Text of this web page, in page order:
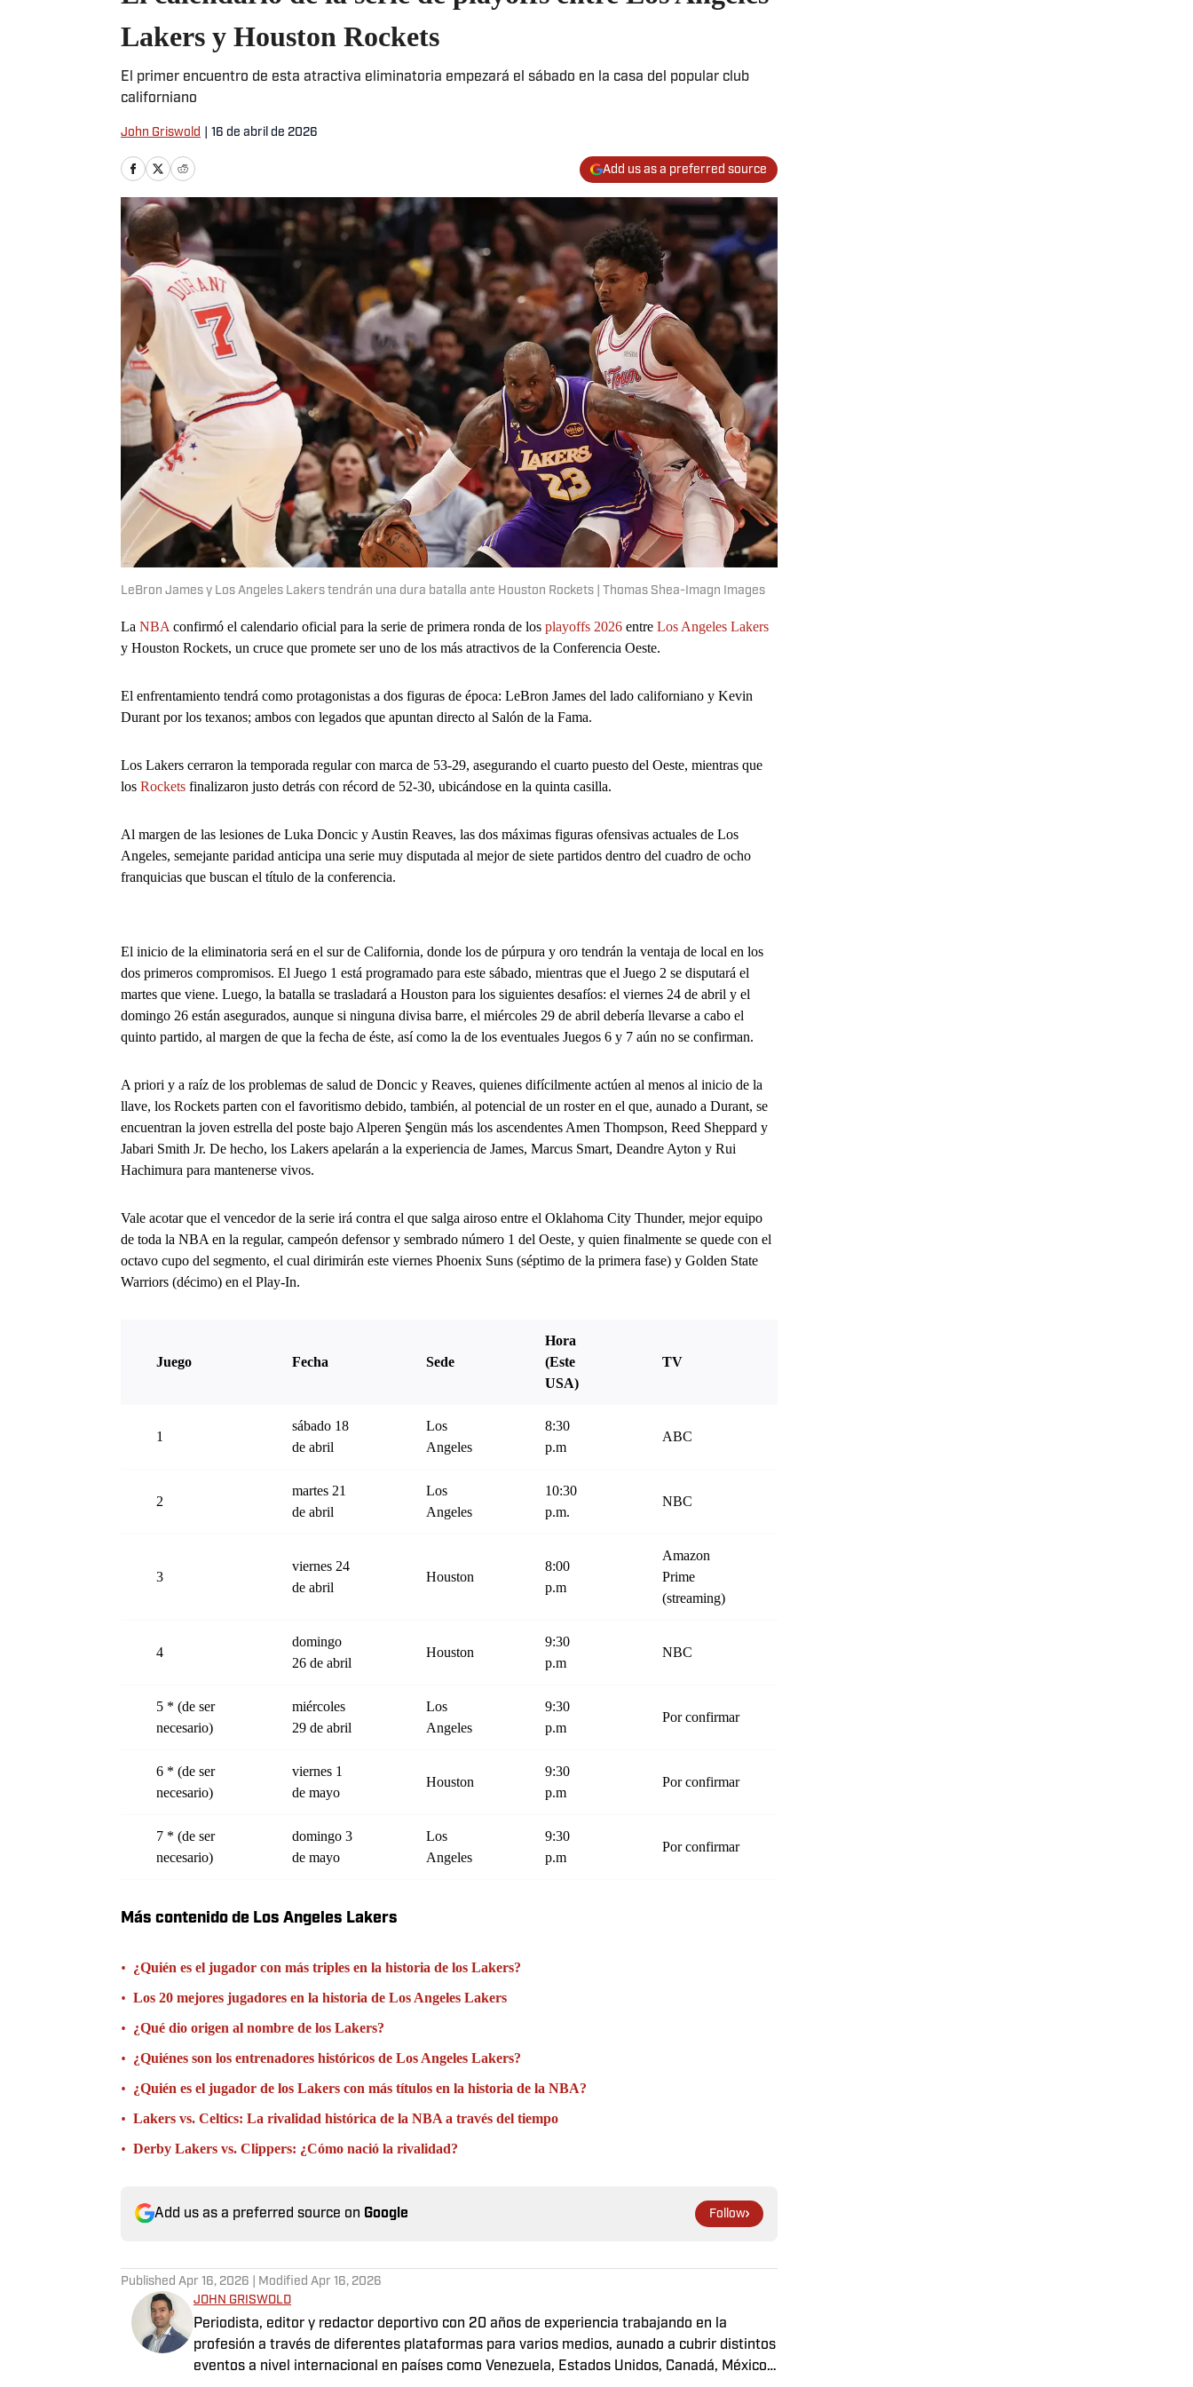
Lakers y Houston Rockets
El primer encuentro de esta atractiva eliminatoria empezará el sábado en la casa del popular club
californiano
John Griswold 16 de abril de 2026
Add us as a preferred source
LeBron James y Los Angeles Lakers tendrán una dura batalla ante Houston Rockets | Thomas Shea-Imagn Images
La NBA confirmó el calendario oficial para la serie de primera ronda de los playoffs 2026 entre Los Angeles Lakers
y Houston Rockets, un cruce que promete ser uno de los más atractivos de la Conferencia Oeste.
El enfrentamiento tendrá como protagonistas a dos figuras de época: LeBron James del lado californiano y Kevin
Durant por los texanos; ambos con legados que apuntan directo al Salón de la Fama.
Los Lakers cerraron la temporada regular con marca de 53-29, asegurando el cuarto puesto del Oeste, mientras que
los Rockets finalizaron justo detrás con récord de 52-30, ubicándose en la quinta casilla.
Al margen de las lesiones de Luka Doncic y Austin Reaves, las dos máximas figuras ofensivas actuales de Los
Angeles, semejante paridad anticipa una serie muy disputada al mejor de siete partidos dentro del cuadro de ocho
franquicias que buscan el título de la conferencia.
El inicio de la eliminatoria será en el sur de California, donde los de púrpura y oro tendrán la ventaja de local en los
dos primeros compromisos. El Juego 1 está programado para este sábado, mientras que el Juego 2 se disputará el
martes que viene. Luego, la batalla se trasladará a Houston para los siguientes desafíos: el viernes 24 de abril y el
domingo 26 están asegurados, aunque si ninguna divisa barre, el miércoles 29 de abril debería llevarse a cabo el
quinto partido, al margen de que la fecha de éste, así como la de los eventuales Juegos 6 y 7 aún no se confirman.
A priori y a raíz de los problemas de salud de Doncic y Reaves, quienes difícilmente actúen al menos al inicio de la
llave, los Rockets parten con el favoritismo debido, también, al potencial de un roster en el que, aunado a Durant, se
encuentran la joven estrella del poste bajo Alperen Şengün más los ascendentes Amen Thompson, Reed Sheppard y
Jabari Smith Jr. De hecho, los Lakers apelarán a la experiencia de James, Marcus Smart, Deandre Ayton y Rui
Hachimura para mantenerse vivos.
Vale acotar que el vencedor de la serie irá contra el que salga airoso entre el Oklahoma City Thunder, mejor equipo
de toda la NBA en la regular, campeón defensor y sembrado número 1 del Oeste, y quien finalmente se quede con el
octavo cupo del segmento, el cual dirimirán este viernes Phoenix Suns (séptimo de la primera fase) y Golden State
Warriors (décimo) en el Play-In.
Juego Fecha Sede
Hora
(Este
USA)
TV
1
sábado 18
de abril
Los
Angeles
8:30
p.m
ABC
2
martes 21
de abril
Los
Angeles
10:30
p.m.
NBC
3
viernes 24
de abril
Houston
8:00
p.m
Amazon
Prime
(streaming)
4
domingo
26 de abril
Houston
9:30
p.m
NBC
5 * (de ser
necesario)
miércoles
29 de abril
Los
Angeles
9:30
p.m
Por confirmar
6 * (de ser
necesario)
viernes 1
de mayo
Houston
9:30
p.m
Por confirmar
7 * (de ser
necesario)
domingo 3
de mayo
Los
Angeles
9:30
p.m
Por confirmar
Más contenido de Los Angeles Lakers
• ¿Quién es el jugador con más triples en la historia de los Lakers?
• Los 20 mejores jugadores en la historia de Los Angeles Lakers
• ¿Qué dio origen al nombre de los Lakers?
• ¿Quiénes son los entrenadores históricos de Los Angeles Lakers?
• ¿Quién es el jugador de los Lakers con más títulos en la historia de la NBA?
• Lakers vs. Celtics: La rivalidad histórica de la NBA a través del tiempo
• Derby Lakers vs. Clippers: ¿Cómo nació la rivalidad?
Add us as a preferred source on Google Follow
Published Apr 16, 2026 | Modified Apr 16, 2026
JOHN GRISWOLD
Periodista, editor y redactor deportivo con 20 años de experiencia trabajando en la
profesión a través de diferentes plataformas para varios medios, aunado a cubrir distintos
eventos a nivel internacional en países como Venezuela, Estados Unidos, Canadá, México,